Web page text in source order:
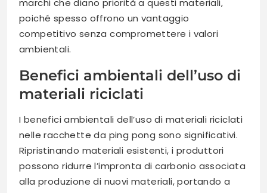
marchi che diano priorità a questi materiali,
poiché spesso offrono un vantaggio
competitivo senza compromettere i valori
ambientali.
Benefici ambientali dell’uso di
materiali riciclati
I benefici ambientali dell’uso di materiali riciclati
nelle racchette da ping pong sono significativi.
Ripristinando materiali esistenti, i produttori
possono ridurre l’impronta di carbonio associata
alla produzione di nuovi materiali, portando a